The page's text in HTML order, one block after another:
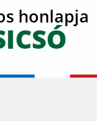
honlapja